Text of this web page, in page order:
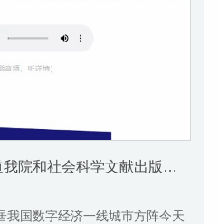
7月12日《花城FM》报道我院和社会科学文献出版社联合发布的《广州蓝皮书：广州数字经济发展报告（2022）》的媒体文章
我国数字经济一线城市方阵今天